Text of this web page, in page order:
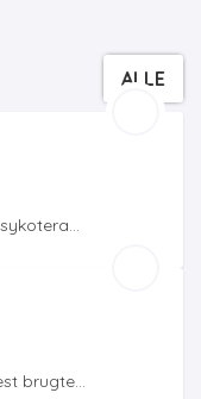
ALLE
brugte...